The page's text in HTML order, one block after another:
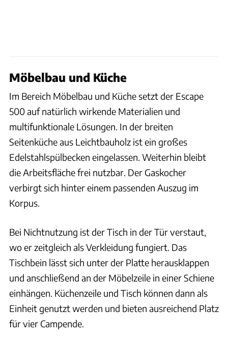
Möbelbau und Küche
Im Bereich Möbelbau und Küche setzt der Escape
500 auf natürlich wirkende Materialien und
multifunktionale Lösungen. In der breiten
Seitenküche aus Leichtbauholz ist ein großes
Edelstahlspülbecken eingelassen. Weiterhin bleibt
die Arbeitsfläche frei nutzbar. Der Gaskocher
verbirgt sich hinter einem passenden Auszug im
Korpus.
Bei Nichtnutzung ist der Tisch in der Tür verstaut,
wo er zeitgleich als Verkleidung fungiert. Das
Tischbein lässt sich unter der Platte herausklappen
und anschließend an der Möbelzeile in einer Schiene
einhängen. Küchenzeile und Tisch können dann als
Einheit genutzt werden und bieten ausreichend Platz
für vier Campende.